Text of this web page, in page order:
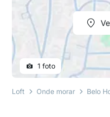
1 foto
Loft Onde morar Belo